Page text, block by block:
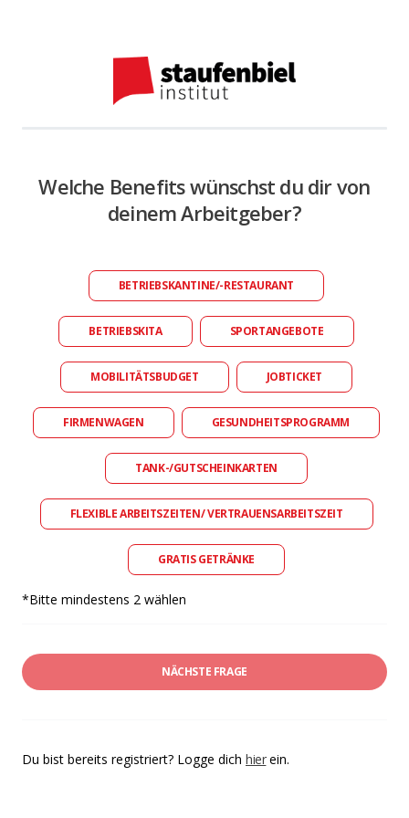
Welche Benefits wünschst du dir von
deinem Arbeitgeber?
BETRIEBSKANTINE/-RESTAURANT
BETRIEBSKITA SPORTANGEBOTE
MOBILITÄTSBUDGET JOBTICKET
FIRMENWAGEN GESUNDHEITSPROGRAMM
TANK-/GUTSCHEINKARTEN
FLEXIBLE ARBEITSZEITEN/ VERTRAUENSARBEITSZEIT
GRATIS GETRÄNKE
*Bitte mindestens 2 wählen
NÄCHSTE FRAGE
Du bist bereits registriert? Logge dich hierein.